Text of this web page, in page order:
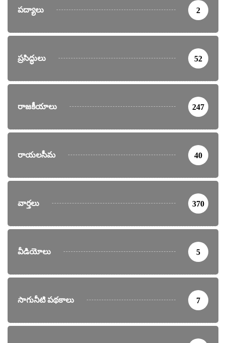
పద్యాలు 2
ప్రసిద్ధులు 52
రాజకీయాలు 247
రాయలసీమ 40
వార్తలు 370
వీడియోలు 5
సాగునీటి పథకాలు 7